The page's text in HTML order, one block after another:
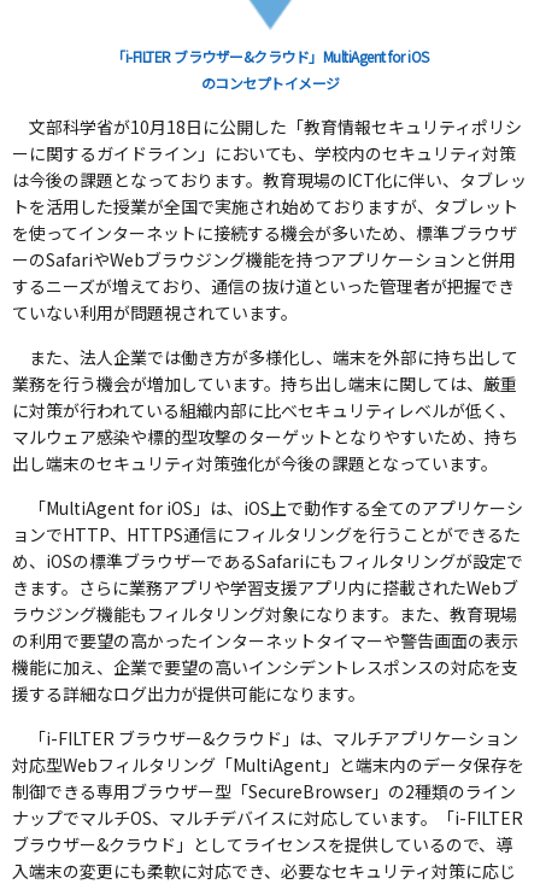
「i-FILTER ブラウザー&クラウド」MultiAgent for iOS
のコンセプトイメージ
文部科学省が10月18日に公開した「教育情報セキュリティポリシ
ーに関するガイドライン」においても、学校内のセキュリティ対策
は今後の課題となっております。教育現場のICT化に伴い、タブレッ
トを活用した授業が全国で実施され始めておりますが、タブレット
を使ってインターネットに接続する機会が多いため、標準ブラウザ
ーのSafariやWebブラウジング機能を持つアプリケーションと併用
するニーズが増えており、通信の抜け道といった管理者が把握でき
ていない利用が問題視されています。
また、法人企業では働き方が多様化し、端末を外部に持ち出して
業務を行う機会が増加しています。持ち出し端末に関しては、厳重
に対策が行われている組織内部に比べセキュリティレベルが低く、
マルウェア感染や標的型攻撃のターゲットとなりやすいため、持ち
出し端末のセキュリティ対策強化が今後の課題となっています。
「MultiAgent for iOS」は、iOS上で動作する全てのアプリケーシ
ョンでHTTP、HTTPS通信にフィルタリングを行うことができるた
め、iOSの標準ブラウザーであるSafariにもフィルタリングが設定で
きます。さらに業務アプリや学習支援アプリ内に搭載されたWebブ
ラウジング機能もフィルタリング対象になります。また、教育現場
の利用で要望の高かったインターネットタイマーや警告画面の表示
機能に加え、企業で要望の高いインシデントレスポンスの対応を支
援する詳細なログ出力が提供可能になります。
「i-FILTER ブラウザー&クラウド」は、マルチアプリケーション
対応型Webフィルタリング「MultiAgent」と端末内のデータ保存を
制御できる専用ブラウザー型「SecureBrowser」の2種類のライン
ナップでマルチOS、マルチデバイスに対応しています。「i-FILTER
ブラウザー&クラウド」としてライセンスを提供しているので、導
入端末の変更にも柔軟に対応でき、必要なセキュリティ対策に応じ